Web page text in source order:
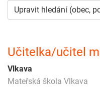
Upravit hledání (obec,
Učitelka/učitel
Vlkava
Mateřská škola Vlkava